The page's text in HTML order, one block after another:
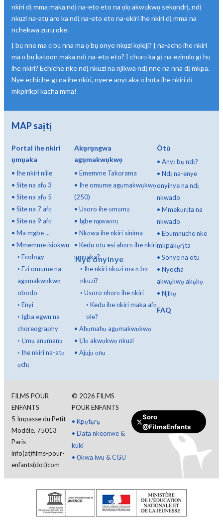
Nye onyinye
Banye
Igbo
nkiri dị mma maka ndị na-eto eto na ụlọ akwụkwọ sekọndrị, ndị
nkụzi na-atụ aro ka ndị na-eto eto na-ekiri ihe nkiri dị mma na
nchekwa zuru oke.
Ị bụ nne ma ọ bụ nna ma ọ bụ onye nkụzi kọleji? Ị na-achọ ihe nkiri
ma ọ bụ katoon maka ndị na-eto eto? Ị chọrọ ka gị na ezinụlọ gị hụ
ihe nkiri? Echiche nke ndị nkuzi na njikwa ndị nne na nna dị mkpa.
Nye echiche gị na ihe nkiri, nyere anyị aka ịchọta ihe nkiri dị
mkpirikpi kacha mma!
MAP saịtị
Portal ihe nkiri
ụmụaka
• Ihe nkiri niile
• Site na afọ 3
• Site na afọ 5
• Site na 7 afọ
• Site na 9 afọ
• Ma mgbe ...
• Mmemme isiokwu
◦ Ecology
◦ Ezi omume na
agụmakwụkwọ
obodo
◦ Enyi
◦ Ịgba egwu na
choreography
◦ Ụmụ anụmanụ
◦ Ihe nkiri na-atọ
ọchị
Akụrụngwa
agụmakwụkwọ
• Ememme Takorama
• Ihe omume agụmakwụkwọ
(250)
• Usoro ihe ọmụmụ
• Igbe ngwaọrụ
• Nkọwa ihe nkiri sinima
• Kedu otu esi ahọrọ ihe nkiri
ụmụaka?
◦ Ihe nkiri nkuzi ma ọ bụ
nkuzi?
◦ Usoro nhọrọ ihe nkiri
◦ Kedu ihe nkiri maka afọ
ole?
• Ahụmahụ agụmakwụkwọ
• Ụlọ akwụkwọ nkuzi
• Ajụjụ ọnụ
Òtù
•Anyị bụ ndị?
•Ndị na-enye
onyinye na ndị
nkwado
•Mmekọrịta na
nkwado
•Ebumnuche nke
mkpakọrịta
•Sonye na otu
•Nyocha
akwụkwọ akụkọ
•Njikọ
FAQ
FILMS POUR
ENFANTS
5 Impasse du Petit
Modèle, 75013
Paris
info(at)films-pour-
enfants(dot)com
© 2026 FILMS
POUR ENFANTS
• Kpọtụrụ
• Data nkeonwe &
kuki
• Ọkwa iwu & CGU
Soro
@FilmsEnfants